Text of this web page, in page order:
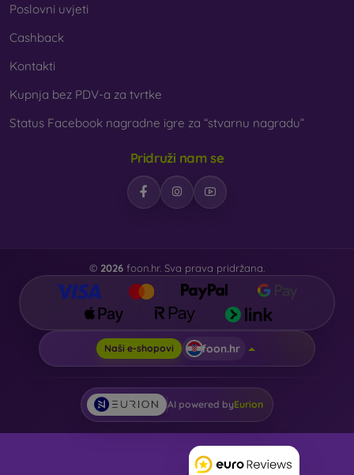
Poslovni uvjeti
Cashback
Kontakti
Kupnja bez PDV-a za tvrtke
Status Facebook nagradne igre za “stvarnu nagradu”
Pridruži nam se
© 2026 foon.hr. Sva prava pridržana.
Naši e-shopovi foon.hr
AI powered byEurion